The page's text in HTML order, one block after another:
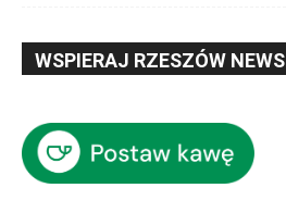
WSPIERAJ RZESZÓW NEWS